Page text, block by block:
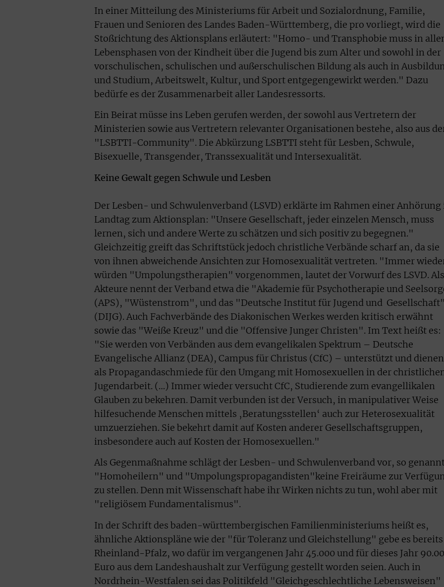
In einer Mitteilung des Ministeriums für Arbeit und Sozialordnung, Familie,
Frauen und Senioren des Landes Baden-Württemberg, die pro vorliegt, wird die
Stoßrichtung des Aktionsplans erläutert: "Homo- und Transphobie muss in
Lebensphasen von der Kindheit über die Jugend bis zum Alter und sowohl in der
vorschulischen, schulischen und außerschulischen Bildung als auch in
und Studium, Arbeitswelt, Kultur, und Sport entgegengewirkt werden." Dazu
bedürfe es der Zusammenarbeit aller Landesressorts.
Ein Beirat müsse ins Leben gerufen werden, der sowohl aus Vertretern der
Ministerien sowie aus Vertretern relevanter Organisationen bestehe, also aus
"LSBTTI-Community". Die Abkürzung LSBTTI steht für Lesben, Schwule,
Bisexuelle, Transgender, Transsexualität und Intersexualität.
Keine Gewalt gegen Schwule und Lesben
Der Lesben- und Schwulenverband (LSVD) erklärte im Rahmen einer Anhörung
Landtag zum Aktionsplan: "Unsere Gesellschaft, jeder einzelen Mensch, muss
lernen, sich und andere Werte zu schätzen und sich positiv zu begegnen."
Gleichzeitig greift das Schriftstück jedoch christliche Verbände scharf an, da sie
von ihnen abweichende Ansichten zur Homosexualität vertreten. "Immer
würden "Umpolungstherapien" vorgenommen, lautet der Vorwurf des LSVD. Als
Akteure nennt der Verband etwa die "Akademie für Psychotherapie und
(APS), "Wüstenstrom", und das "Deutsche Institut für Jugend und Gesellschaft"
(DIJG). Auch Fachverbände des Diakonischen Werkes werden kritisch erwähnt
sowie das "Weiße Kreuz" und die "Offensive Junger Christen". Im Text heißt es:
"Sie werden von Verbänden aus dem evangelikalen Spektrum – Deutsche
Evangelische Allianz (DEA), Campus für Christus (CfC) – unterstützt und dienen
als Propagandaschmiede für den Umgang mit Homosexuellen in der
Jugendarbeit. (…) Immer wieder versucht CfC, Studierende zum evangellikalen
Glauben zu bekehren. Damit verbunden ist der Versuch, in manipulativer Weise
hilfesuchende Menschen mittels ‚Beratungsstellen‘ auch zur Heterosexualität
umzuerziehen. Sie bekehrt damit auf Kosten anderer Gesellschaftsgruppen,
insbesondere auch auf Kosten der Homosexuellen."
Als Gegenmaßnahme schlägt der Lesben- und Schwulenverband vor, so
"Homoheilern" und "Umpolungspropagandisten"keine Freiräume zur
zu stellen. Denn mit Wissenschaft habe ihr Wirken nichts zu tun, wohl aber mit
"religiösem Fundamentalismus".
In der Schrift des baden-württembergischen Familienministeriums heißt es,
ähnliche Aktionspläne wie der "für Toleranz und Gleichstellung" gebe es
Rheinland-Pfalz, wo dafür im vergangenen Jahr 45.000 und für dieses Jahr
Euro aus dem Landeshaushalt zur Verfügung gestellt worden seien. Auch in
Nordrhein-Westfalen sei das Politikfeld "Gleichgeschlechtliche Lebensweisen"